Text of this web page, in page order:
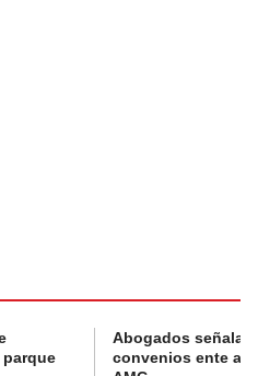
Abogados
convenios ente